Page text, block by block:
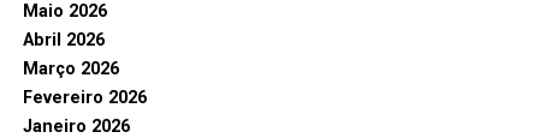
Maio 2026
Abril 2026
Março 2026
Fevereiro 2026
Janeiro 2026